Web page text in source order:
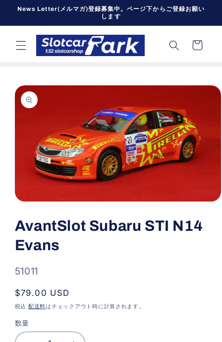
コンテン
News Letter(メルマガ)登録募集中。ページ下からご登録お願い
します
ー
商品情報
にスキッ
プ
ダ
ル
で
メ
ィ
ア
を
開
く
AvantSlot Subaru STI N14
Evans
SKU:
51011
通
常
格
$79.00 USD
税込 配送料はチェックアウト時に計算されます。
数量